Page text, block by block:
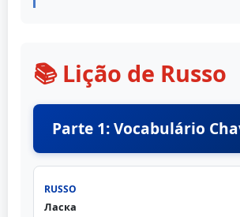
📚 Lição de Russo
Parte 1: Vocabulário
Ласка